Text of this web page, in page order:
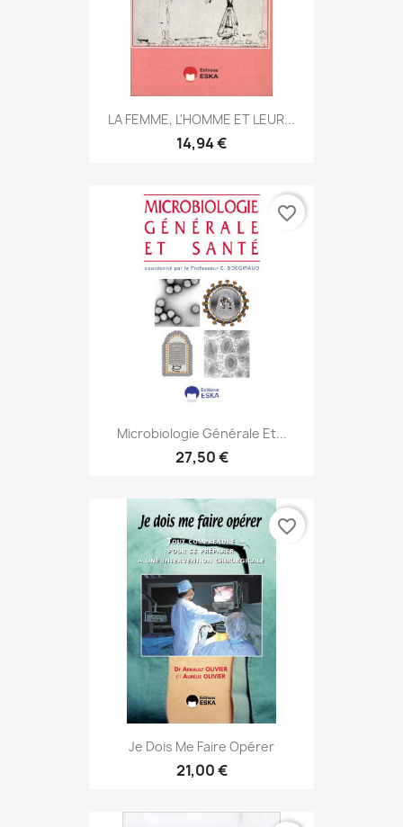
LA FEMME, L'HOMME ET LEUR...
14,94 €
Microbiologie Générale Et...
27,50 €
favorite_border
Je Dois Me Faire Opérer
21,00 €
favorite_border